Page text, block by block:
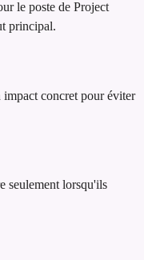
le poste de Project
principal.
concret pour éviter
seulement lorsqu'ils